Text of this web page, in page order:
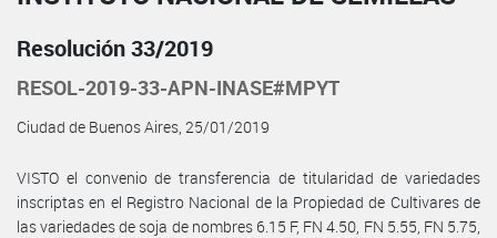
Resolución 33/2019
RESOL-2019-33-APN-INASE#MPYT
Ciudad de Buenos Aires, 25/01/2019
VISTO el convenio de transferencia de titularidad de variedades
inscriptas en el Registro Nacional de la Propiedad de Cultivares de
las variedades de soja de nombres 6.15 F, FN 4.50, FN 5.55, FN 5.75,